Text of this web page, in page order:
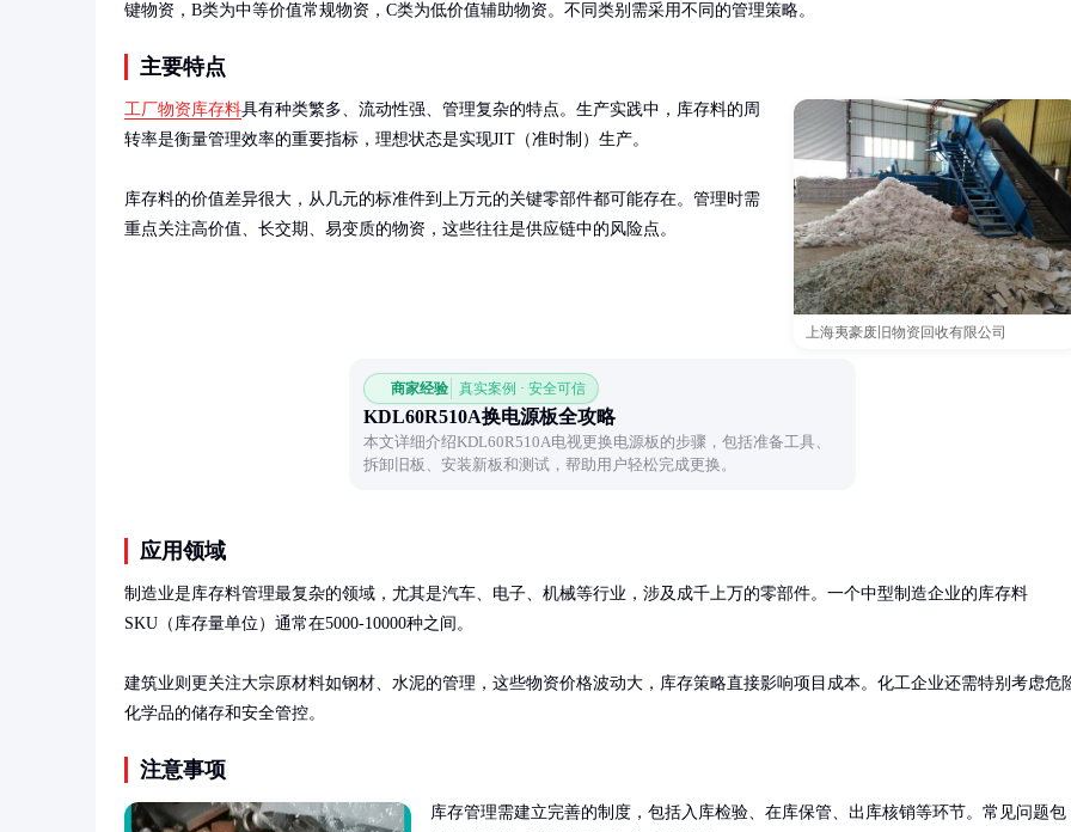
键物资，B类为中等价值常规物资，C类为低价值辅助物资。不同类别需采用不同的管理策略。
主要特点
上海夷豪废旧物资回收有限公司
工厂物资库存料具有种类繁多、流动性强、管理复杂的特点。生产实践中，库存料的周
转率是衡量管理效率的重要指标，理想状态是实现JIT（准时制）生产。
库存料的价值差异很大，从几元的标准件到上万元的关键零部件都可能存在。管理时需
重点关注高价值、长交期、易变质的物资，这些往往是供应链中的风险点。
商家经验 真实案例 · 安全可信
KDL60R510A换电源板全攻略
本文详细介绍KDL60R510A电视更换电源板的步骤，包括准备工具、
拆卸旧板、安装新板和测试，帮助用户轻松完成更换。
应用领域
制造业是库存料管理最复杂的领域，尤其是汽车、电子、机械等行业，涉及成千上万的零部件。一个中型制造企业的库存料
SKU（库存量单位）通常在5000-10000种之间。
建筑业则更关注大宗原材料如钢材、水泥的管理，这些物资价格波动大，库存策略直接影响项目成本。化工企业还需特别考虑危
化学品的储存和安全管控。
注意事项
库存管理需建立完善的制度，包括入库检验、在库保管、出库核销等环节。常见问题包